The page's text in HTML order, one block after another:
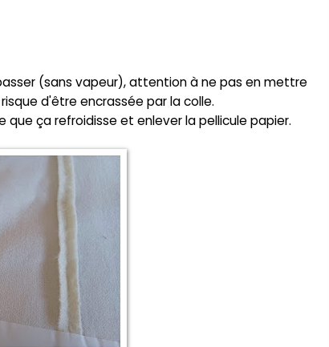
(sans vapeur), attention à ne pas en mettre
d'être encrassée par la colle.
ça refroidisse et enlever la pellicule papier.